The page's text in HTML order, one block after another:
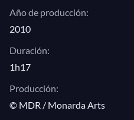
Año de producción:
2010
Duración:
1h17
Producción:
© MDR / Monarda Arts